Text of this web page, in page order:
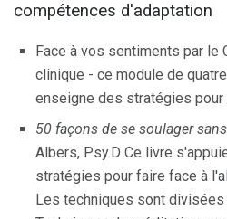
compétences d'adaptation
Face à vos sentiments par le
clinique - ce module de
enseigne des stratégies
50 façons de se soulager
Albers, Psy.D Ce livre
stratégies pour faire face à
Les techniques sont